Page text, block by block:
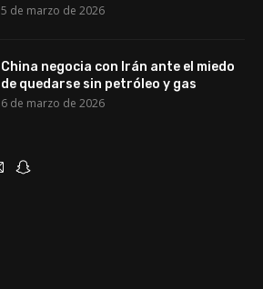
5 de marzo de 2026
China negocia con Irán ante el miedo
de quedarse sin petróleo y gas
6 de marzo de 2026